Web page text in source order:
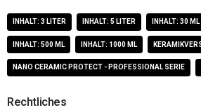
INHALT: 3 LITER INHALT: 5 LITER INHALT: 30 ML
INHALT: 500 ML INHALT: 1000 ML
NANO CERAMIC PROTECT - PROFESSIONAL SERIE
Rechtliches